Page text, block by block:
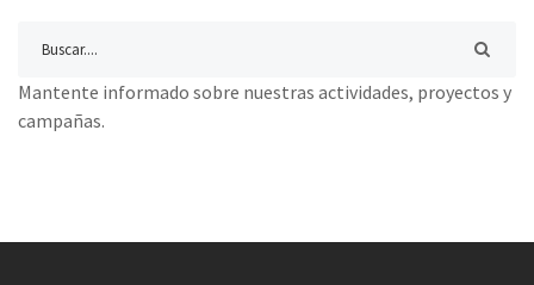
Mantente informado sobre nuestras actividades, proyectos y
campañas.